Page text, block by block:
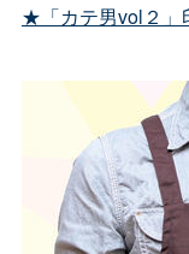
★「カテ男vol２」